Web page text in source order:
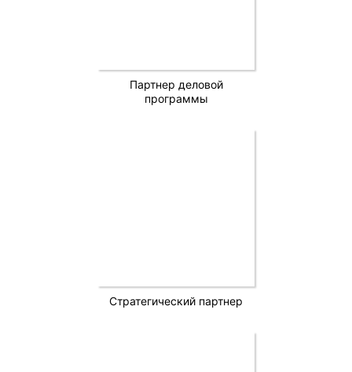
Партнер деловой
программы
Стратегический партнер